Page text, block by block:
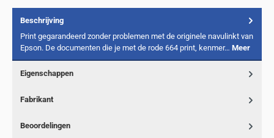
Beschrijving
Print gegarandeerd zonder problemen met de originele navulinkt van
Epson. De documenten die je met de rode 664 print, kenmer… Meer
Eigenschappen
Fabrikant
Beoordelingen